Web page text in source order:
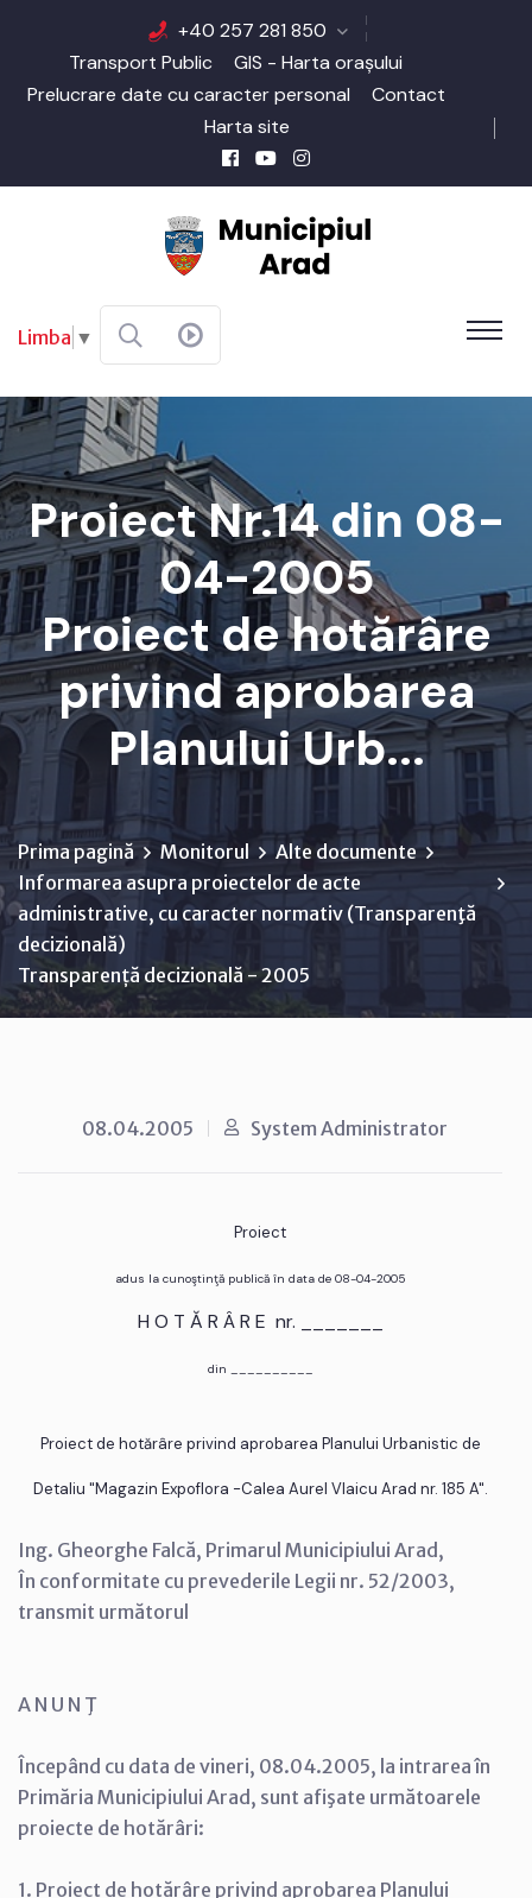
+40 257 281 850
Transport Public
GIS - Harta orașului
Prelucrare date cu caracter personal
Contact
Harta site
Limba ▼
Proiect Nr.14 din 08-
04-2005
Proiect de hotărâre
privind aprobarea
Planului Urb...
Prima pagină Monitorul
Alte documente
Informarea asupra proiectelor de acte
administrative, cu caracter normativ (Transparenţă
decizională)
Transparență decizională - 2005
08.04.2005 System Administrator
Proiect
adus la cunoştinţă publică în data de 08-04-2005
H O T Ă R Â R E nr. _______
din __________
Proiect de hotărâre privind aprobarea Planului Urbanistic de
Detaliu "Magazin Expoflora -Calea Aurel Vlaicu Arad nr. 185 A".
Ing. Gheorghe Falcă, Primarul Municipiului Arad,
În conformitate cu prevederile Legii nr. 52/2003,
transmit următorul
A N U N Ţ
Începând cu data de vineri, 08.04.2005, la intrarea în
Primăria Municipiului Arad, sunt afişate următoarele
proiecte de hotărâri:
1. Proiect de hotărâre privind aprobarea Planului